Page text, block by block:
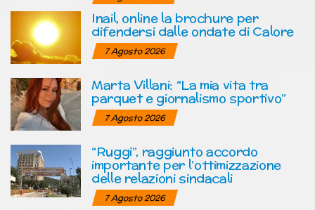
Inail, online la brochure per
difendersi dalle ondate di Calore
7 Agosto 2026
Marta Villani: “La mia vita tra
parquet e giornalismo sportivo”
7 Agosto 2026
“Ruggi”, raggiunto accordo
importante per l’ottimizzazione
delle relazioni sindacali
7 Agosto 2026